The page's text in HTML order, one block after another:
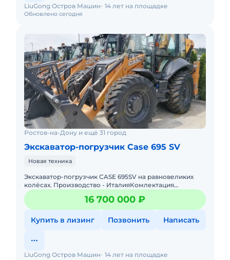
Обновлено сегодня
LiuGong Остров Машин 14 лет на площадке
Ростов-на-Дону и ещё 31 город
Экскаватор-погрузчик Case 695 SV
Новая техника
Экскаватор-погрузчик CASE 695SV на равновеликих
колёсах. Производство - ИталияКомлектация
PremiumШины MichelinАксеально-поршневой насос
16 700 000 ₽
Купить в лизинг Позвонить Написать
LiuGong Остров Машин 14 лет на площадке